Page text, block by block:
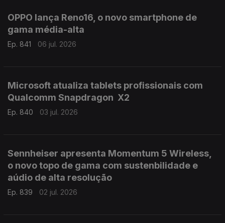
OPPO lança Reno16, o novo smartphone de
gama média-alta
Ep. 841 06 jul. 2026
Microsoft atualiza tablets profissionais com
Qualcomm Snapdragon X2
Ep. 840 03 jul. 2026
Sennheiser apresenta Momentum 5 Wireless,
o novo topo de gama com sustenbilidade e
aúdio de alta resolução
Ep. 839 02 jul. 2026